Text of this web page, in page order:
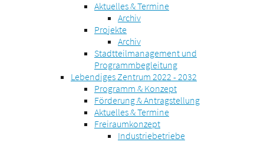
Aktuelles & Termine
Archiv
Projekte
Archiv
Stadtteilmanagement und
Programmbegleitung
Lebendiges Zentrum 2022 - 2032
Programm & Konzept
Förderung & Antragstellung
Aktuelles & Termine
Freiraumkonzept
Industriebetriebe